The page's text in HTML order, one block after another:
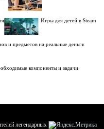
Игры для детей в Steam
и предметов на реальные деньги
компоненты и задачи
легендарных